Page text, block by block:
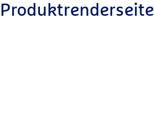
Produktrenderseite